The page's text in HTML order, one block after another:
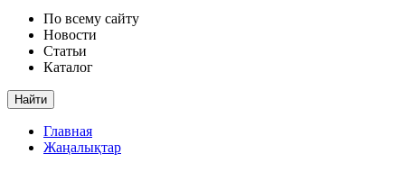
По всему сайту
Новости
Статьи
Каталог
Найти
Главная
Жаңалықтар